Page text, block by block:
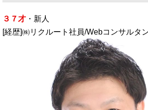
３７才 ・新人
[経歴]㈱リクルート社員/Webコンサルタ